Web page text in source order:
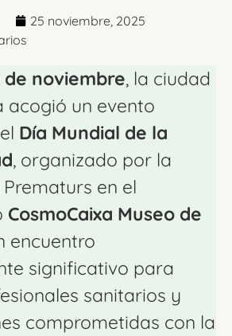
25 noviembre, 2025
de noviembre, la ciudad
acogió un evento
Día Mundial de la
, organizado por la
en el
CosmoCaixa Museo de
encuentro
significativo para
sanitarios y
comprometidas con la